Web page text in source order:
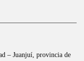
– Juanjuí, provincia de